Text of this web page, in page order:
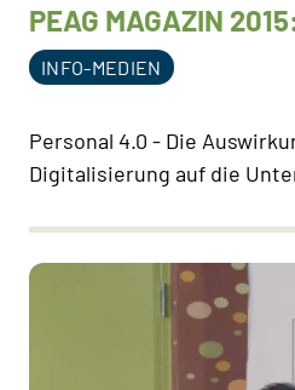
PEAG MAGAZIN
INFO-MEDIEN
Personal 4.0 - Die
Digitalisierung auf die